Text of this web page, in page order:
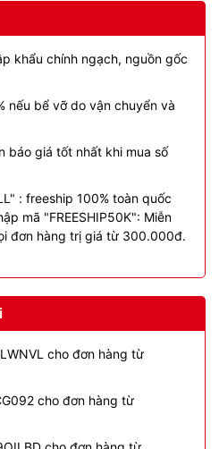
khẩu chính ngạch, nguồn gốc
nếu bể vỡ do vận chuyển và
báo giá tốt nhất khi mua số
: freeship 100% toàn quốc
mã "FREESHIP50K": Miễn
đơn hàng trị giá từ 300.000đ.
cho đơn hàng từ
cho đơn hàng từ